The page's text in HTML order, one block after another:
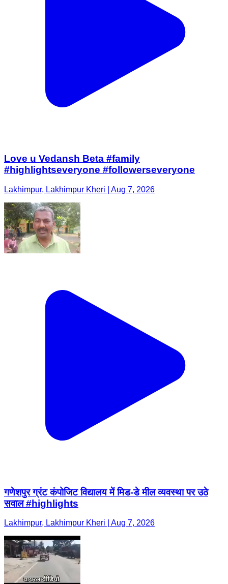
Love u Vedansh Beta #family
#highlightseveryone #followerseveryone
Lakhimpur, Lakhimpur Kheri | Aug 7, 2026
गणेशपुर ग्रंट कंपोजिट विद्यालय में मिड-डे मील व्यवस्था पर उठे
सवाल #highlights
Lakhimpur, Lakhimpur Kheri | Aug 7, 2026